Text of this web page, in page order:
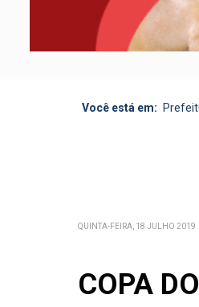
Você está em:
QUINTA-FEIRA, 18 JULHO 2019
COPA